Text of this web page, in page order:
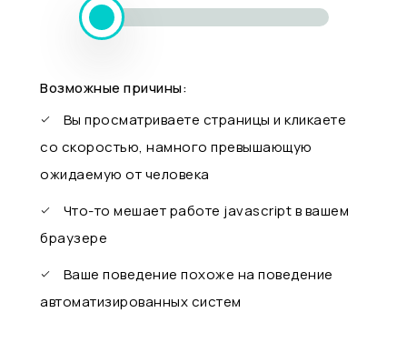
Возможные причины:
Вы просматриваете страницы и кликаете
со скоростью, намного превышающую
ожидаемую от человека
Что-то мешает работе javascript в вашем
браузере
Ваше поведение похоже на поведение
автоматизированных систем